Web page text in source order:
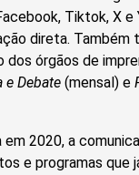
Tiktok, X e
direta. Também
órgãos de
e Debate (mensal) e
em 2020, a
e programas que